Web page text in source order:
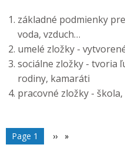
základné podmienky
voda, vzduch…
umelé zložky -
sociálne zložky - tvoria
rodiny, kamaráti
pracovné zložky -
Stránkovanie
You're on
Page 1
Ďalšia
››